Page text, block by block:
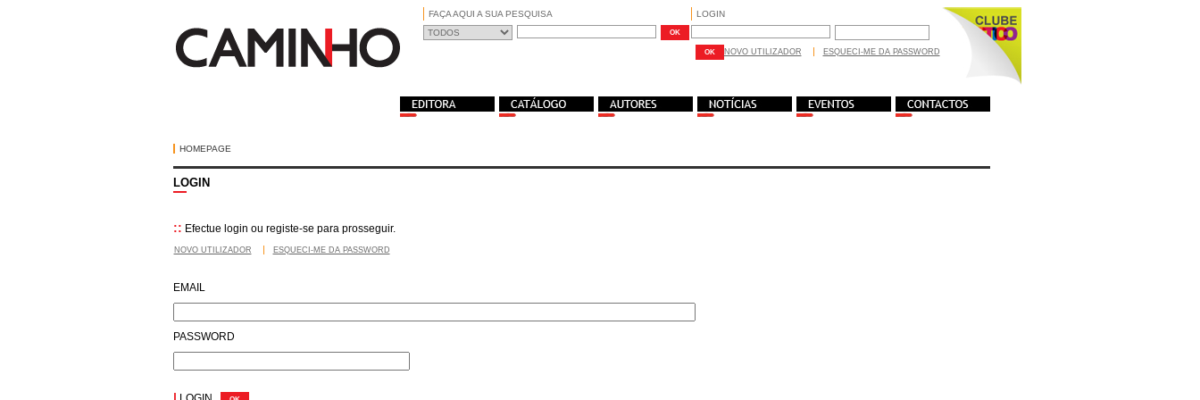
FAÇA AQUI A SUA PESQUISA LOGIN
NOVO UTILIZADOR ESQUECI-ME DA PASSWORD
HOMEPAGE
LOGIN
:: Efectue login ou registe-se para prosseguir.
NOVO UTILIZADOR ESQUECI-ME DA PASSWORD
EMAIL
PASSWORD